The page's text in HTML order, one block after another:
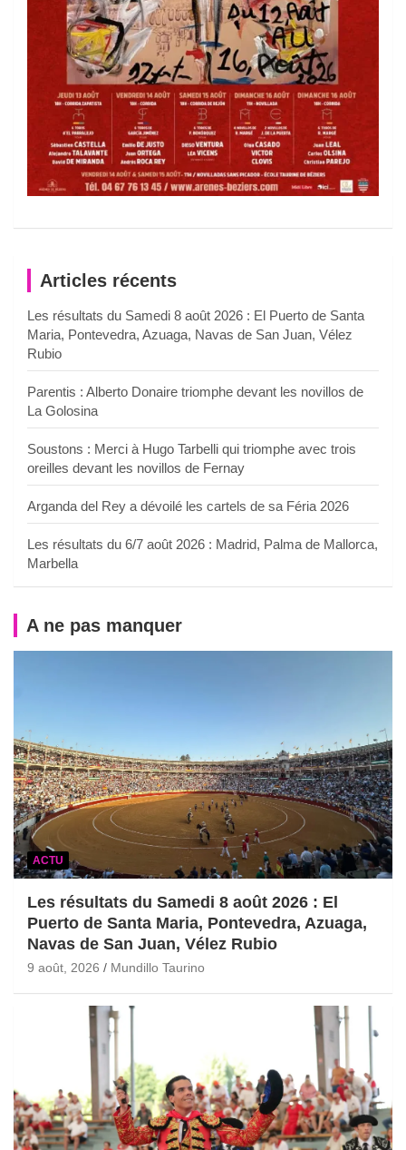
Articles récents
Les résultats du Samedi 8 août 2026 : El Puerto de Santa
Maria, Pontevedra, Azuaga, Navas de San Juan, Vélez
Rubio
Parentis : Alberto Donaire triomphe devant les novillos de
La Golosina
Soustons : Merci à Hugo Tarbelli qui triomphe avec trois
oreilles devant les novillos de Fernay
Arganda del Rey a dévoilé les cartels de sa Féria 2026
Les résultats du 6/7 août 2026 : Madrid, Palma de Mallorca,
Marbella
A ne pas manquer
ACTU
Les résultats du Samedi 8 août 2026 : El
Puerto de Santa Maria, Pontevedra, Azuaga,
Navas de San Juan, Vélez Rubio
9 août, 2026 Mundillo Taurino